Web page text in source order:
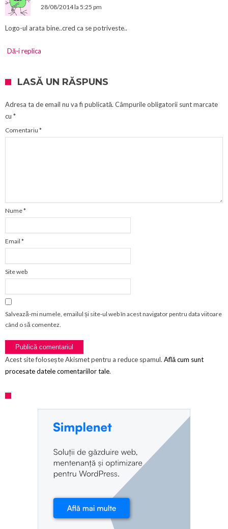
28/08/2014 la 5:25 pm
Logo-ul arata bine..cred ca se potriveste..
Dă-i replica
LASĂ UN RĂSPUNS
Adresa ta de email nu va fi publicată. Câmpurile obligatorii sunt marcate
cu *
Comentariu *
Nume*
Email *
Site web
Salvează-mi numele, emailul și site-ul web în acest navigator pentru data viitoare
când o să comentez.
Acest site folosește Akismet pentru a reduce spamul. Află cum sunt
procesate datele comentariilor tale.